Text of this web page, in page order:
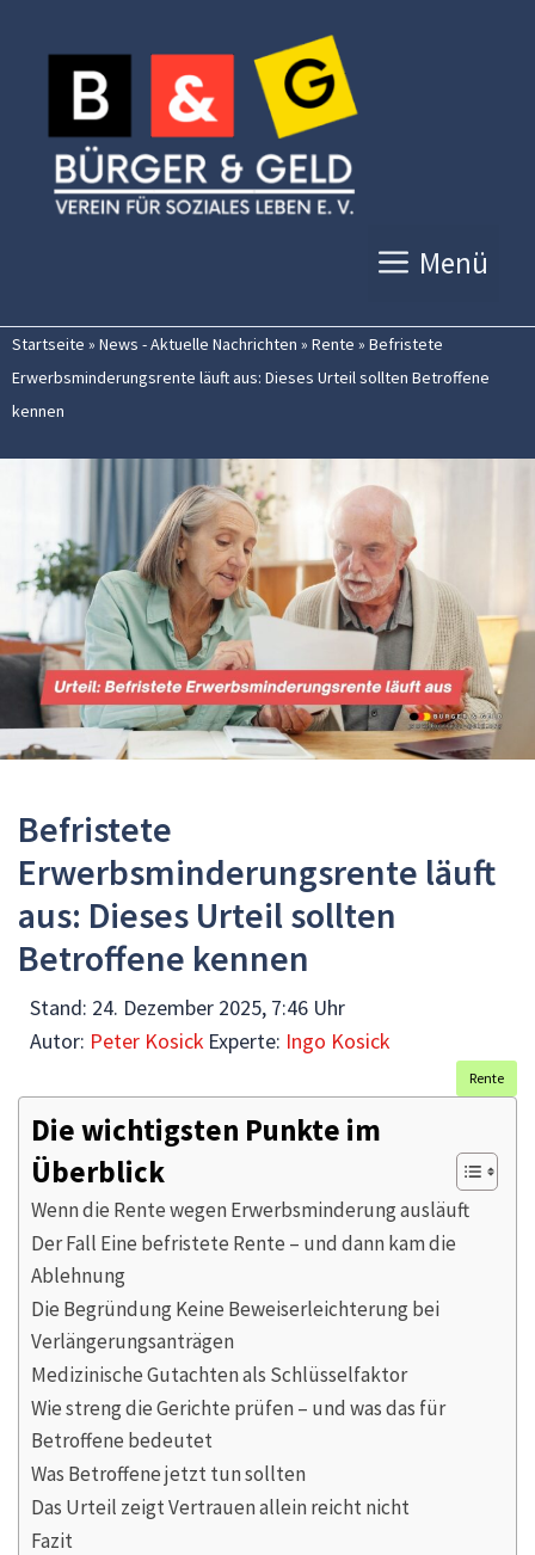
Inhalt
springen
Menü
Startseite » News - Aktuelle Nachrichten » Rente » Befristete
Erwerbsminderungsrente läuft aus: Dieses Urteil sollten Betroffene
kennen
Befristete
Erwerbsminderungsrente läuft
aus: Dieses Urteil sollten
Betroffene kennen
Stand: 24. Dezember 2025, 7:46 Uhr
Autor: Peter Kosick Experte: Ingo Kosick
Rente
Die wichtigsten Punkte im
Überblick
Wenn die Rente wegen Erwerbsminderung ausläuft
Der Fall Eine befristete Rente – und dann kam die
Ablehnung
Die Begründung Keine Beweiserleichterung bei
Verlängerungsanträgen
Medizinische Gutachten als Schlüsselfaktor
Wie streng die Gerichte prüfen – und was das für
Betroffene bedeutet
Was Betroffene jetzt tun sollten
Das Urteil zeigt Vertrauen allein reicht nicht
Fazit